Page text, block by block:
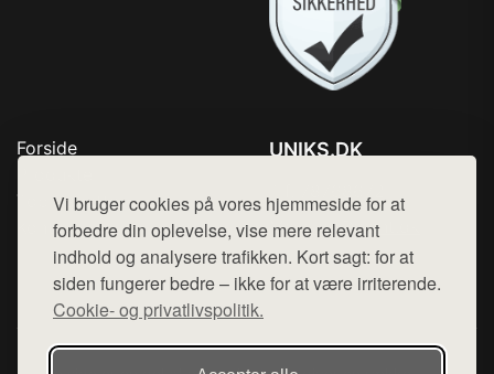
Vi bruger cookies på vores hjemmeside for at
forbedre din oplevelse, vise mere relevant
indhold og analysere trafikken. Kort sagt: for at
siden fungerer bedre – ikke for at være irriterende.
Cookie- og privatlivspolitik.
Forside
Top Rabatter
Kontakt
UNIKS.DK
Mail: hej@want.dk
Cookie- og privatlivspolitik